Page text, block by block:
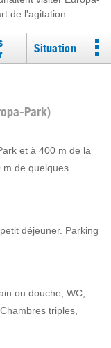
de l'agitation.
Situation
Park)
et à 400 m de la
m de quelques
déjeuner. Parking
ou douche, WC,
triples,